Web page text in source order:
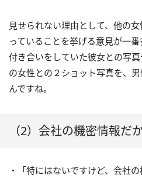
見せられない理由として、他の
っていることを挙げる意見が一
付き合いをしていた彼女との写
の女性との２ショット写真を、
んですね。
（2）会社の機密情報だ
・「特にはないですけど、会社